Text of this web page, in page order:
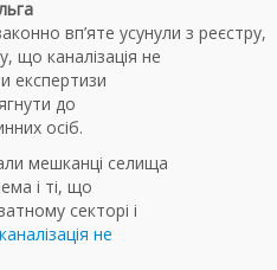
вп’яте усунули з реєстру,
що каналізація не
експертизи
до
осіб.
мешканці селища
і ті, що
секторі і
не